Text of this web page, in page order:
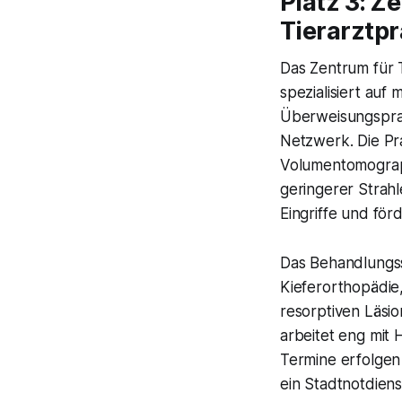
Das Zentrum für
spezialisiert auf
Netzwerk. Die
geringerer
Eingriffe und
Das
resorptiven
arbeitet eng mit
Termine
ein